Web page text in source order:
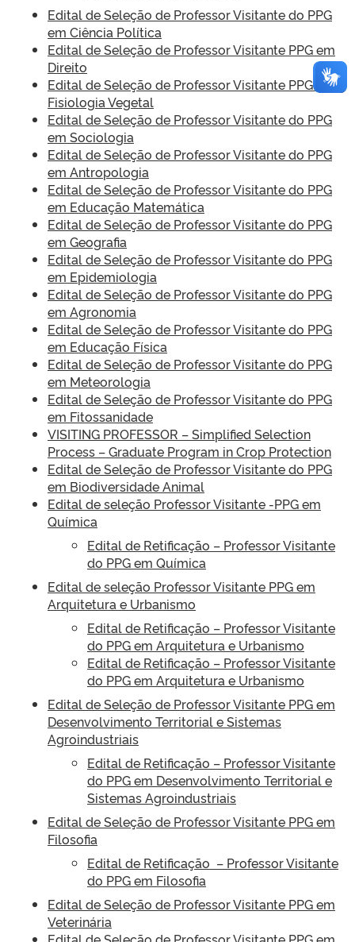
Edital de Seleção de Professor Visitante do PPG
em Ciência Política
Edital de Seleção de Professor Visitante PPG em
Direito
Edital de Seleção de Professor Visitante PPG em
Fisiologia Vegetal
Edital de Seleção de Professor Visitante do PPG
em Sociologia
Edital de Seleção de Professor Visitante do PPG
em Antropologia
Edital de Seleção de Professor Visitante do PPG
em Educação Matemática
Edital de Seleção de Professor Visitante do PPG
em Geografia
Edital de Seleção de Professor Visitante do PPG
em Epidemiologia
Edital de Seleção de Professor Visitante do PPG
em Agronomia
Edital de Seleção de Professor Visitante do PPG
em Educação Física
Edital de Seleção de Professor Visitante do PPG
em Meteorologia
Edital de Seleção de Professor Visitante do PPG
em Fitossanidade
VISITING PROFESSOR – Simplified Selection
Process – Graduate Program in Crop Protection
Edital de Seleção de Professor Visitante do PPG
em Biodiversidade Animal
Edital de seleção Professor Visitante -PPG em
Química
Edital de Retificação – Professor Visitante
do PPG em Química
Edital de seleção Professor Visitante PPG em
Arquitetura e Urbanismo
Edital de Retificação – Professor Visitante
do PPG em Arquitetura e Urbanismo
Edital de Retificação – Professor Visitante
do PPG em Arquitetura e Urbanismo
Edital de Seleção de Professor Visitante PPG em
Desenvolvimento Territorial e Sistemas
Agroindustriais
Edital de Retificação – Professor Visitante
do PPG em Desenvolvimento Territorial e
Sistemas Agroindustriais
Edital de Seleção de Professor Visitante PPG em
Filosofia
Edital de Retificação – Professor Visitante
do PPGem Filosofia
Edital de Seleção de Professor Visitante PPG em
Veterinária